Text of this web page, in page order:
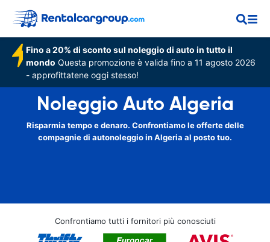
Fino a 20% di sconto sul noleggio di auto in tutto il
mondo Questa promozione è valida fino a 11 agosto 2026
- approfittatene oggi stesso!
Noleggio Auto Algeria
Risparmia tempo e denaro. Confrontiamo le offerte delle
compagnie di autonoleggio in Algeria al posto tuo.
Confrontiamo tutti i fornitori più conosciuti